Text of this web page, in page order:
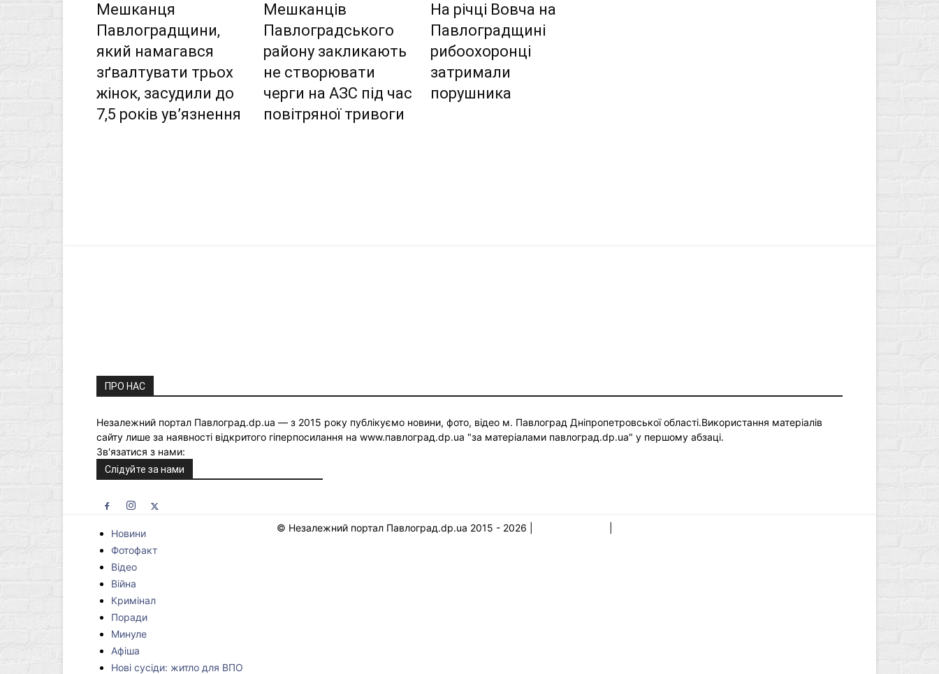
Мешканця
Павлоградщини,
який намагався
зґвалтувати трьох
жінок, засудили до
7,5 років ув’язнення
Мешканців
Павлоградського
району закликають
не створювати
черги на АЗС під час
повітряної тривоги
На річці Вовча на
Павлоградщині
рибоохоронці
затримали
порушника
ПРО НАС
Незалежний портал Павлоград.dp.ua — з 2015 року публікуємо новини, фото, відео м. Павлоград Дніпропетровської області.Використання матеріалів
сайту лише за наявності відкритого гіперпосилання на www.павлоград.dp.ua "за матеріалами павлоград.dp.ua" у першому абзаці.
Зв'язатися з нами:
Слідуйте за нами
Новини
Фотофакт
Відео
Війна
Кримінал
Поради
Минуле
Афіша
Нові сусіди: житло для ВПО
© Незалежний портал Павлоград.dp.ua 2015 - 2026 |